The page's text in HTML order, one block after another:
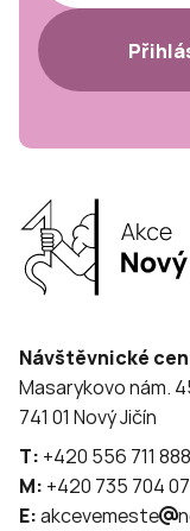
Návštěvnické
Masarykovo nám.
741 01 Nový Jičín
T: +420 556 711
M: +420 735 704
E:akcevemeste